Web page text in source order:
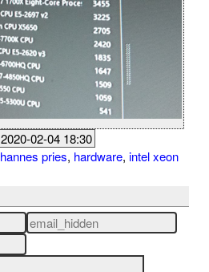
2020-02-04 18:30
hannes pries, hardware, intel xeon